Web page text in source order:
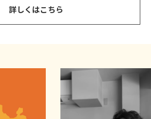
詳しくはこちら